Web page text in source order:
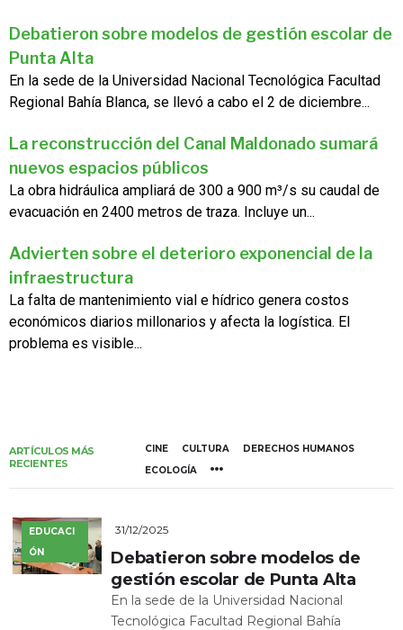
Debatieron sobre modelos de gestión escolar de
Punta Alta
En la sede de la Universidad Nacional Tecnológica Facultad
Regional Bahía Blanca, se llevó a cabo el 2 de diciembre...
La reconstrucción del Canal Maldonado sumará
nuevos espacios públicos
La obra hidráulica ampliará de 300 a 900 m³/s su caudal de
evacuación en 2400 metros de traza. Incluye un...
Advierten sobre el deterioro exponencial de la
infraestructura
La falta de mantenimiento vial e hídrico genera costos
económicos diarios millonarios y afecta la logística. El
problema es visible...
ARTÍCULOS MÁS
RECIENTES
CINE CULTURA
DERECHOS HUMANOS
ECOLOGÍA
EDUCACI
ÓN
31/12/2025
Debatieron sobre modelos de
gestión escolar de Punta Alta
En la sede de la Universidad Nacional
Tecnológica Facultad Regional Bahía